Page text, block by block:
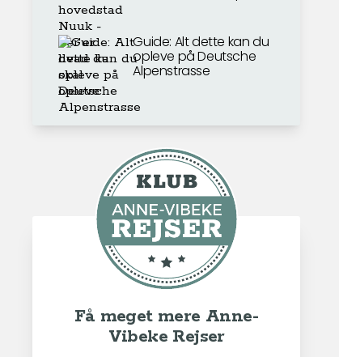
Guide: Alt dette kan du
opleve på Deutsche
Alpenstrasse
Få meget mere Anne-
Vibeke Rejser